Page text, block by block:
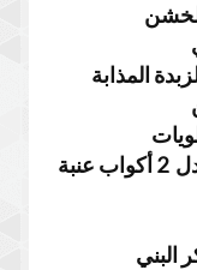
المذابة
250 غرام من الدقيق الأبيض مايعادل 2 أكواب عنبة